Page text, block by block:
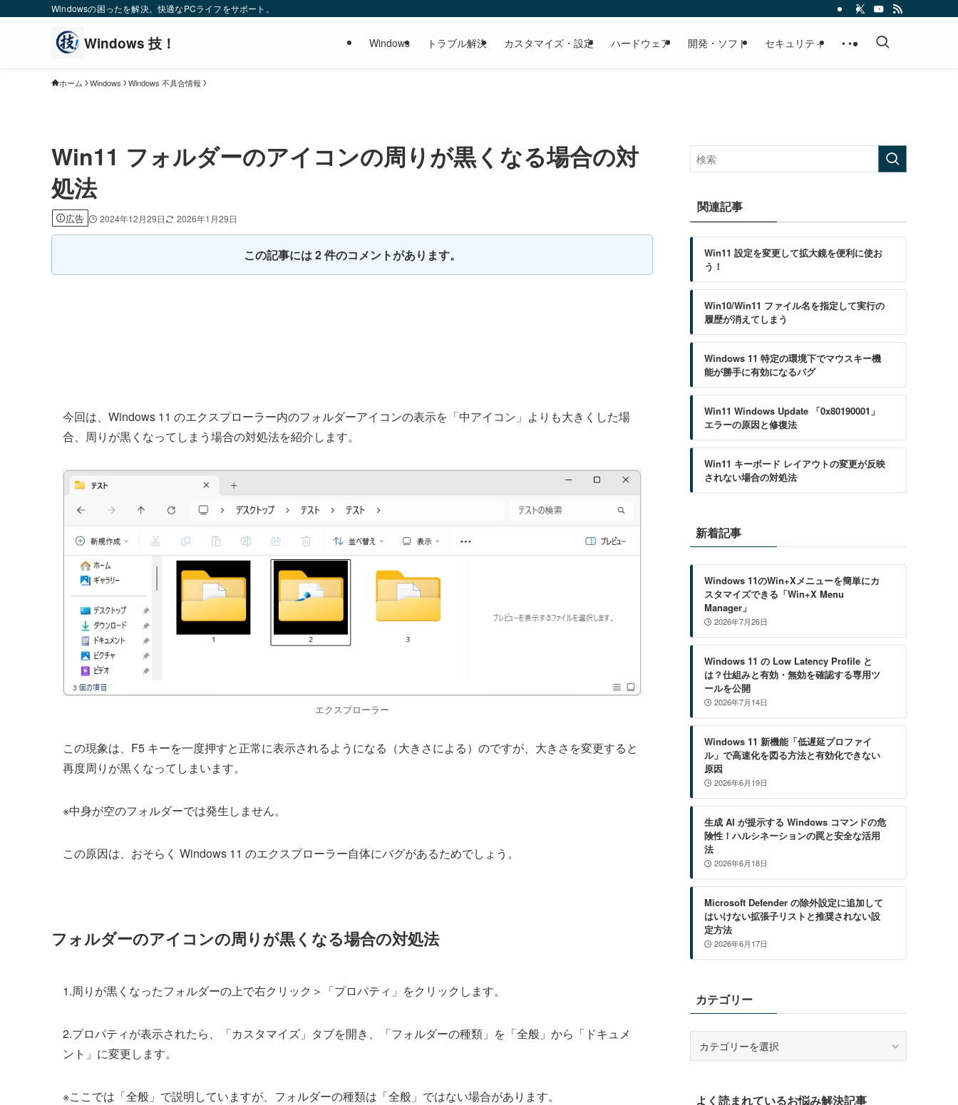
Windowsの困ったを解決。快適なPCライフをサポート。
Windows トラブル解決 カスタマイズ・設定 ハードウェア 開発・ソフト セキュリティ • • •
ホーム Windows Windows 不具合情報
Win11 フォルダーのアイコンの周りが黒くなる場合の対
処法
広告 2024年12月29日 2026年1月29日
この記事には 2 件のコメントがあります。
今回は、Windows 11 のエクスプローラー内のフォルダーアイコンの表示を「中アイコン」よりも大きくした場
合、周りが黒くなってしまう場合の対処法を紹介します。
エクスプローラー
この現象は、F5 キーを一度押すと正常に表示されるようになる（大きさによる）のですが、大きさを変更すると
再度周りが黒くなってしまいます。
※中身が空のフォルダーでは発生しません。
この原因は、おそらく Windows 11 のエクスプローラー自体にバグがあるためでしょう。
フォルダーのアイコンの周りが黒くなる場合の対処法
1.周りが黒くなったフォルダーの上で右クリック＞「プロパティ」をクリックします。
2.プロパティが表示されたら、「カスタマイズ」タブを開き、「フォルダーの種類」を「全般」から「ドキュメ
ント」に変更します。
※ここでは「全般」で説明していますが、フォルダーの種類は「全般」ではない場合があります。
関連記事
Win11 設定を変更して拡大鏡を便利に使お
う！
Win10/Win11 ファイル名を指定して実行の
履歴が消えてしまう
Windows 11 特定の環境下でマウスキー機
能が勝手に有効になるバグ
Win11 Windows Update 「0x80190001」
エラーの原因と修復法
Win11 キーボード レイアウトの変更が反映
されない場合の対処法
新着記事
Windows 11のWin+Xメニューを簡単にカ
スタマイズできる「Win+X Menu
Manager」
2026年7月26日
Windows 11 の Low Latency Profile と
は？仕組みと有効・無効を確認する専用ツ
ールを公開
2026年7月14日
Windows 11 新機能「低遅延プロファイ
ル」で高速化を図る方法と有効化できない
原因
2026年6月19日
生成 AI が提示する Windows コマンドの危
険性！ハルシネーションの罠と安全な活用
法
2026年6月18日
Microsoft Defender の除外設定に追加して
はいけない拡張子リストと推奨されない設
定方法
2026年6月17日
カテゴリー
ーよく読まれているお悩み解決記事